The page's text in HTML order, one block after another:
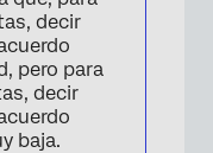
decir
pero para
decir
baja.